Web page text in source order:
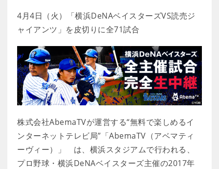
4月4日（火）「横浜DeNAベイスターズVS読売ジ
ャイアンツ」を皮切りに全71試合
株式会社AbemaTVが運営する“無料で楽しめるイ
ンターネットテレビ局”「AbemaTV（アベマティ
ーヴィー）」 は、横浜スタジアムで行われる、
プロ野球・横浜DeNAベイスターズ主催の2017年